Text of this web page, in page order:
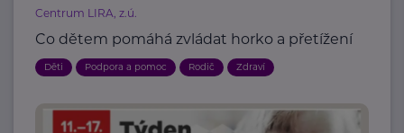
Centrum LIRA, z.ú.
Co dětem pomáhá zvládat horko a přetížení
Děti Podpora a pomoc Rodič Zdraví